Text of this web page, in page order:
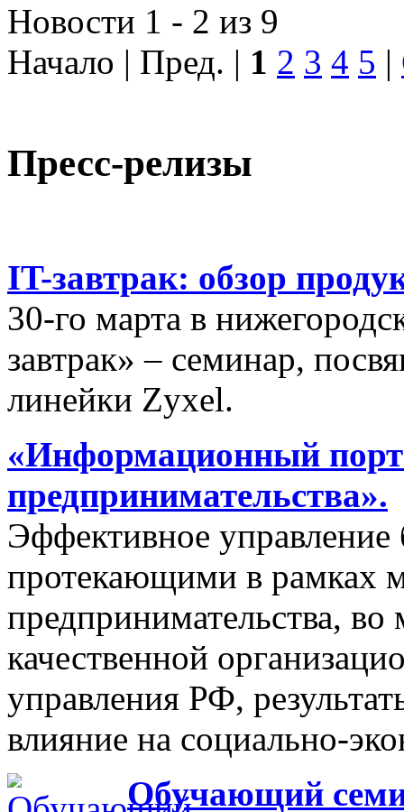
Новости 1 - 2 из 9
Начало | Пред. | 1 2 3 4 5 |
Пресс-релизы
IT-завтрак: обзор
30-го марта в
завтрак» – семинар,
линейки Zyxel.
«Информационный
предпринимательства».
Эффективное управление
протекающими в рамках
предпринимательства,
качественной
управления РФ,
влияние на социально-
Обучающий